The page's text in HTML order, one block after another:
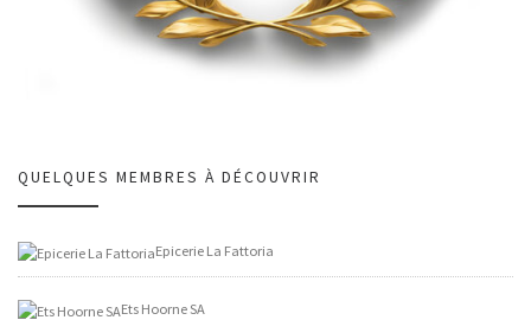
QUELQUES MEMBRES À DÉCOUVRIR
Epicerie La Fattoria
Ets Hoorne SA